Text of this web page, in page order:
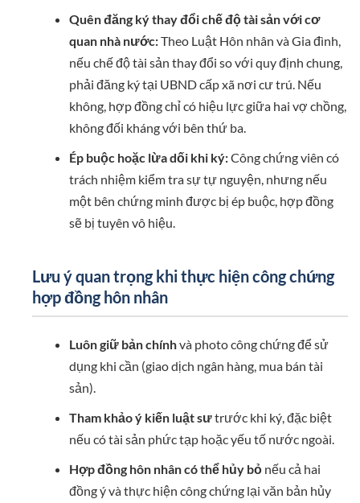
Quên đăng ký thay đổi chế độ tài sản với cơ
quan nhà nước:Theo Luật Hôn nhân và Gia đình,
nếu chế độ tài sản thay đổi so với quy định chung,
phải đăng ký tại UBND cấp xã nơi cư trú. Nếu
không, hợp đồng chỉ có hiệu lực giữa hai vợ chồng,
không đối kháng với bên thứ ba.
Ép buộc hoặc lừa dối khi ký:Công chứng viên có
trách nhiệm kiểm tra sự tự nguyện, nhưng nếu
một bên chứng minh được bị ép buộc, hợp đồng
sẽ bị tuyên vô hiệu.
Lưu ý quan trọng khi thực hiện công chứng
hợp đồng hôn nhân
Luôn giữ bản chínhvà photo công chứng để sử
dụng khi cần (giao dịch ngân hàng, mua bán tài
sản).
Tham khảo ý kiến luật sưtrước khi ký, đặc biệt
nếu có tài sản phức tạp hoặc yếu tố nước ngoài.
Hợp đồng hôn nhân có thể hủy bỏnếu cả hai
đồng ý và thực hiện công chứng lại văn bản hủy